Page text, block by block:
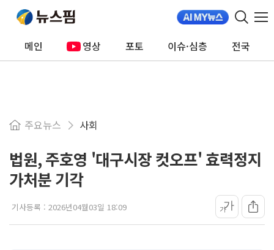
메인 영상 포토 이슈·심층 전국
주요뉴스 사회
법원, 주호영 '대구시장 컷오프' 효력정지
가처분 기각
기사등록 : 2026년04월03일 18:09 가가